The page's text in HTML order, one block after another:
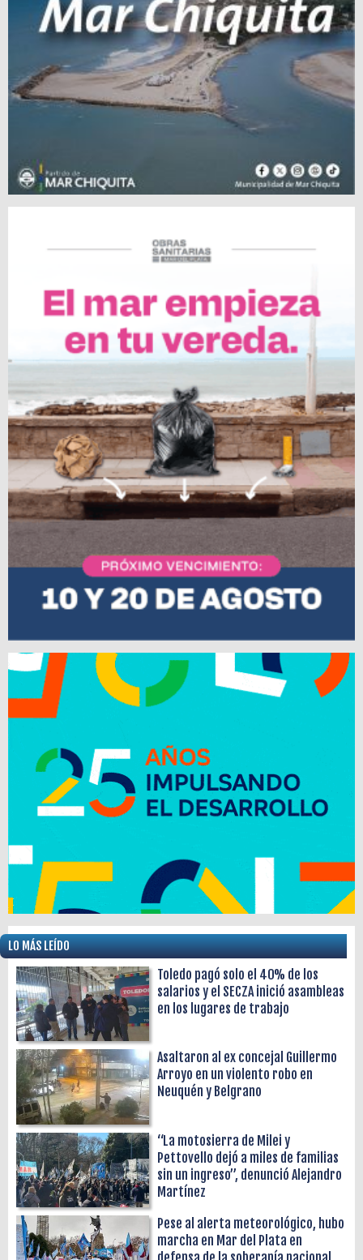
LO MÁS LEÍDO
Toledo pagó solo el 40% de los
salarios y el SECZA inició asambleas
en los lugares de trabajo
Asaltaron al ex concejal Guillermo
Arroyo en un violento robo en
Neuquén y Belgrano
“La motosierra de Milei y
Pettovello dejó a miles de familias
sin un ingreso”, denunció Alejandro
Martínez
Pese al alerta meteorológico, hubo
marcha en Mar del Plata en